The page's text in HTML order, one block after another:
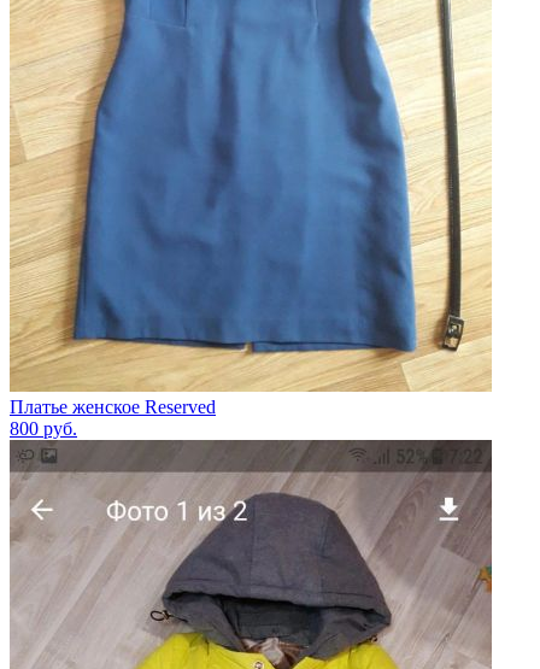
Платье женское Reserved
800 руб.